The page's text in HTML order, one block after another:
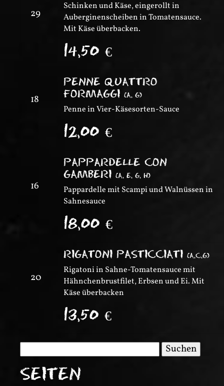
29
Schinken und Käse, eingerollt in
Auberginenscheiben in Tomatensauce.
Mit Käse überbacken.
14,50 €
18
PENNE QUATTRO
FORMAGGI (A, G)
Penne in Vier-Käsesorten-Sauce
12,00 €
16
PAPPARDELLE CON
GAMBERI (A, E, G, H)
Pappardelle mit Scampi und Walnüssen in
Sahnesauce
18,00 €
20
RIGATONI PASTICCIATI (A,C,G)
Rigatoni in Sahne-Tomatensauce mit
Hähnchenbrustfilet, Erbsen und Ei. Mit
Käse überbacken
13,50 €
nach:
SEITEN